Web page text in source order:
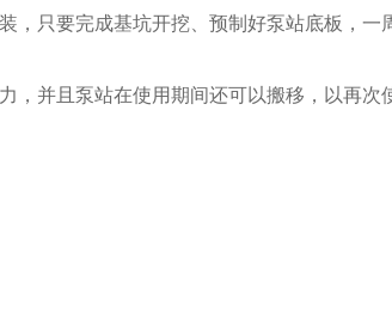
只要完成基坑开挖、预制好泵站底板，一
并且泵站在使用期间还可以搬移，以再次